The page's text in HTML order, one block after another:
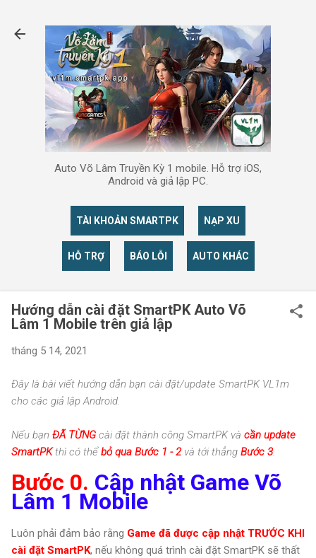
Auto Võ Lâm Truyền Kỳ 1 mobile. Hỗ trợ iOS,
Android và giả lập PC.
TÀI KHOẢN SMARTPK NẠP XU
HỖ TRỢ BÁO LỖI AUTO KHÁC
Hướng dẫn cài đặt SmartPK Auto Võ
Lâm 1 Mobile trên giả lập
tháng 5 14, 2021
Đây là bài viết hướng dẫn bạn cài đặt/update SmartPK VL1m
cho các giả lập Android.
Nếu bạn ĐÃ TỪNG cài đặt thành công SmartPK và cần update
SmartPKthì có thểbỏ qua Bước 1 - 2 và tới thẳng Bước 3.
Bước 0. Cập nhật Game Võ
Lâm 1 Mobile
Luôn phải đảm bảo rằng Game đã được cập nhật TRƯỚC KHI
cài đặt SmartPK, nếu không quá trình cài đặt SmartPK sẽ thất